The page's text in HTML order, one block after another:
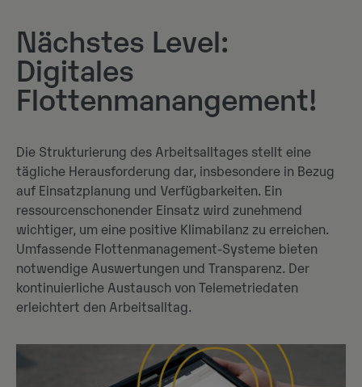
Nächstes Level:
Digitales
Flottenmanangement!
Die Strukturierung des Arbeitsalltages stellt eine
tägliche Herausforderung dar, insbesondere in Bezug
auf Einsatzplanung und Verfügbarkeiten. Ein
ressourcenschonender Einsatz wird zunehmend
wichtiger, um eine positive Klimabilanz zu erreichen.
Umfassende Flottenmanagement-Systeme bieten
notwendige Auswertungen und Transparenz. Der
kontinuierliche Austausch von Telemetriedaten
erleichtert den Arbeitsalltag.